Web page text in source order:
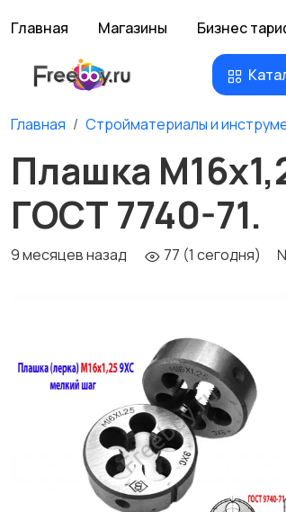
Главная Магазины Бизнес
Главная Стройматериалы и
Плашка
ГОСТ 7740-71.
9 месяцев назад 77 (1 сегодня)